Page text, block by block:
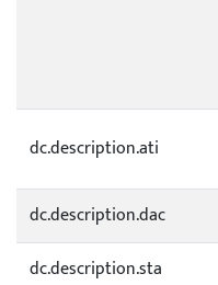
dc.description.ati
dc.description.dac
dc.description.sta